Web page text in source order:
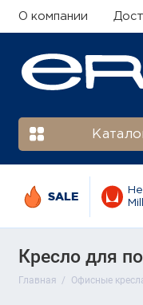
О компании
SALE
Кресло для
Главная Офисные